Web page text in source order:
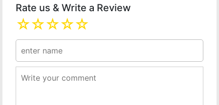
Rate us & Write a Review
☆
☆
☆
☆
☆